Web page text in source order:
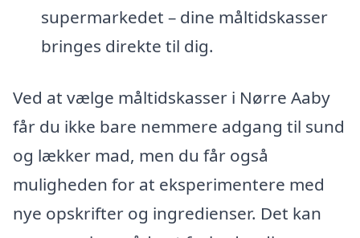
supermarkedet – dine måltidskasser
bringes direkte til dig.
Ved at vælge måltidskasser i Nørre Aaby
får du ikke bare nemmere adgang til sund
og lækker mad, men du får også
muligheden for at eksperimentere med
nye opskrifter og ingredienser. Det kan